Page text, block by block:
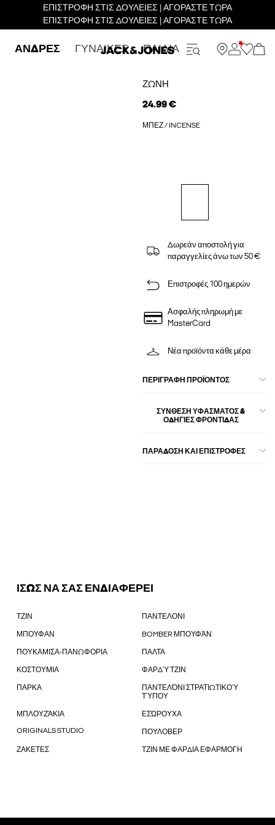
ΕΠΙΣΤΡΟΦΗ ΣΤΙΣ ΔΟΥΛΕΙΕΣ | ΑΓΟΡΑΣΤΕ ΤΩΡΑ
ΕΠΙΣΤΡΟΦΗ ΣΤΙΣ ΔΟΥΛΕΙΕΣ | ΑΓΟΡΑΣΤΕ ΤΩΡΑ
ΑΝΔΡΕΣ ΓΥΝΑΙΚΕΣ ΠΑΙΔΙΑ
ΖΏΝΗ
24.99 €
ΜΠΕΖ / INCENSE
Δωρεάν αποστολή για
παραγγελίες άνω των 50 €
Επιστροφές 100 ημερών
Ασφαλής πληρωμή με
MasterCard
Νέα προϊόντα κάθε μέρα
ΠΕΡΙΓΡΑΦΉ ΠΡΟΪΌΝΤΟΣ
ΣΎΝΘΕΣΗ ΥΦΆΣΜΑΤΟΣ &
ΟΔΗΓΊΕΣ ΦΡΟΝΤΊΔΑΣ
ΠΑΡΑΔΟΣΗ ΚΑΙ ΕΠΙΣΤΡΟΦΕΣ
ΙΣΩΣ ΝΑ ΣΑΣ ΕΝΔΙΑΦΕΡΕΙ
ΤΖΙΝ ΠΑΝΤΕΛΟΝΙ
ΜΠΟΥΦΑΝ BOMBER ΜΠΟΥΦΆΝ
ΠΟΥΚΑΜΙΣΑ-ΠΑΝΩΦΟΡΙΑ ΠΑΛΤΑ
ΚΟΣΤΟΥΜΙΑ ΦΑΡΔΎ ΤΖΙΝ
ΠΑΡΚΑ
ΠΑΝΤΕΛΌΝΙ ΣΤΡΑΤΙΩΤΙΚΟΎ
ΤΎΠΟΥ
ΜΠΛΟΥΖΆΚΙΑ ΕΣΏΡΟΥΧΑ
ORIGINALS STUDIO ΠΟΥΛΟΒΕΡ
ΖΑΚΕΤΕΣ ΤΖΙΝ ΜΕ ΦΑΡΔΙΑ ΕΦΑΡΜΟΓΗ